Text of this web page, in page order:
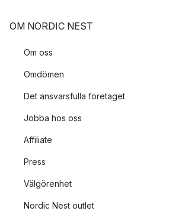
OM NORDIC NEST
Om oss
Omdömen
Det ansvarsfulla företaget
Jobba hos oss
Affiliate
Press
Välgörenhet
Nordic Nest outlet